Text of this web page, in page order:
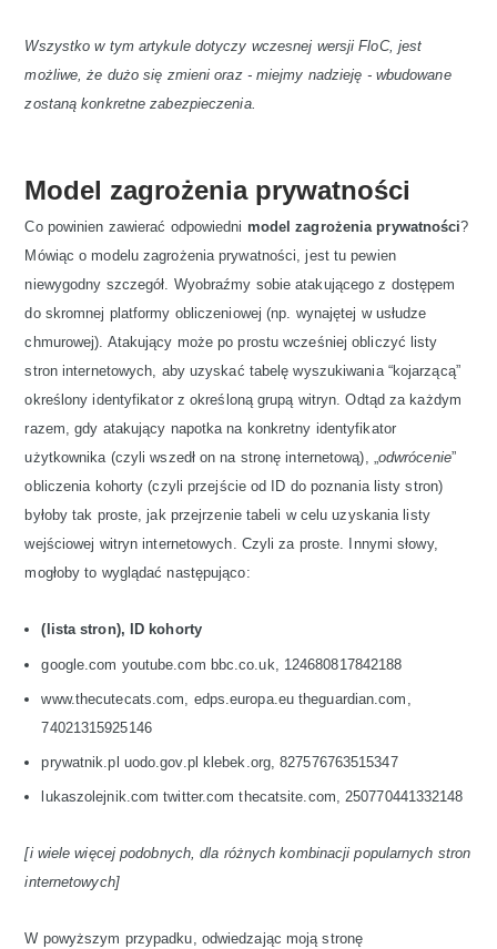
Wszystko w tym artykule dotyczy wczesnej wersji FloC, jest
możliwe, że dużo się zmieni oraz - miejmy nadzieję - wbudowane
zostaną konkretne zabezpieczenia.
Model zagrożenia prywatności
Co powinien zawierać odpowiedni model zagrożenia prywatności?
Mówiąc o modelu zagrożenia prywatności, jest tu pewien
niewygodny szczegół. Wyobraźmy sobie atakującego z dostępem
do skromnej platformy obliczeniowej (np. wynajętej w usłudze
chmurowej). Atakujący może po prostu wcześniej obliczyć listy
stron internetowych, aby uzyskać tabelę wyszukiwania “kojarzącą”
określony identyfikator z określoną grupą witryn. Odtąd za każdym
razem, gdy atakujący napotka na konkretny identyfikator
użytkownika (czyli wszedł on na stronę internetową), „odwrócenie”
obliczenia kohorty (czyli przejście od ID do poznania listy stron)
byłoby tak proste, jak przejrzenie tabeli w celu uzyskania listy
wejściowej witryn internetowych. Czyli za proste. Innymi słowy,
mogłoby to wyglądać następująco:
(lista stron), ID kohorty
google.com youtube.com bbc.co.uk, 124680817842188
www.thecutecats.com, edps.europa.eu theguardian.com,
74021315925146
prywatnik.pl uodo.gov.pl klebek.org, 827576763515347
lukaszolejnik.com twitter.com thecatsite.com, 250770441332148
[i wiele więcej podobnych, dla różnych kombinacji popularnych stron
internetowych]
W powyższym przypadku, odwiedzając moją stronę